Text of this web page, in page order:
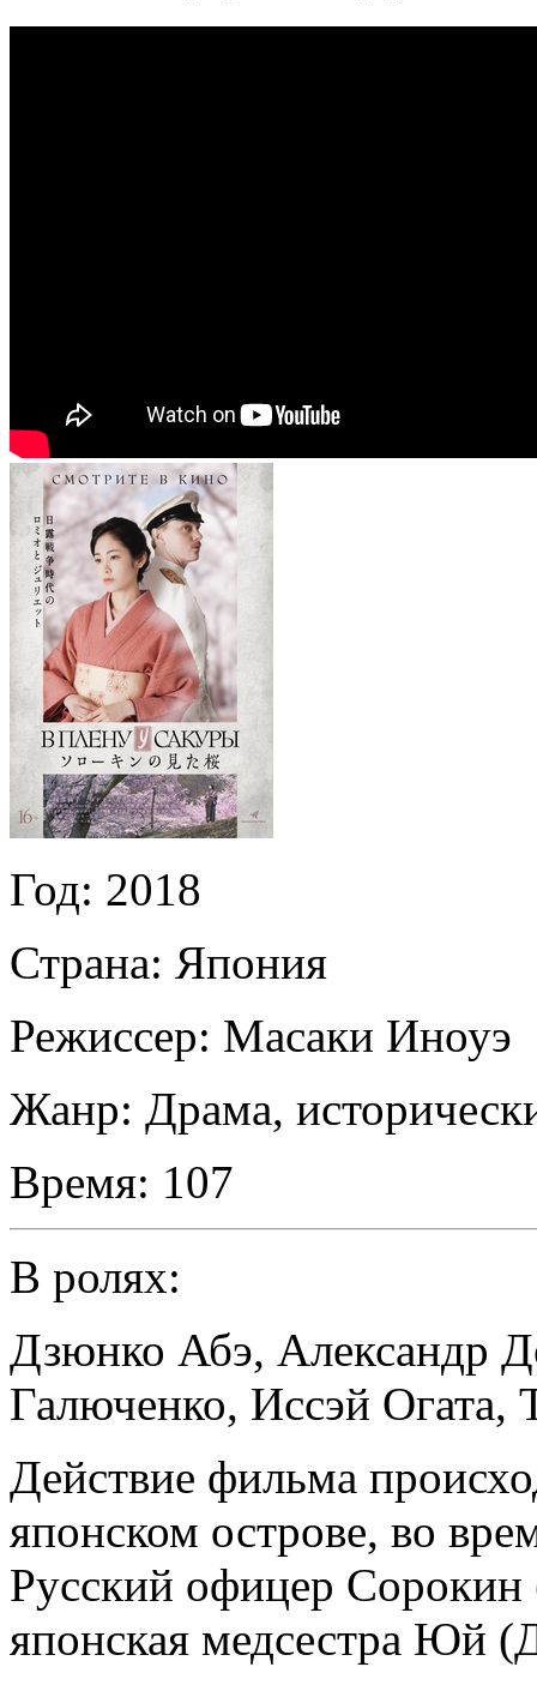
Год: 2018
Страна: Япония
Режиссер: Масаки Иноуэ
Жанр: Драма,
Время: 107
В ролях:
Дзюнко Абэ, Александр
Галюченко, Иссэй Огата,
Действие фильма
японском острове, во
Русский офицер
японская медсестра Юй